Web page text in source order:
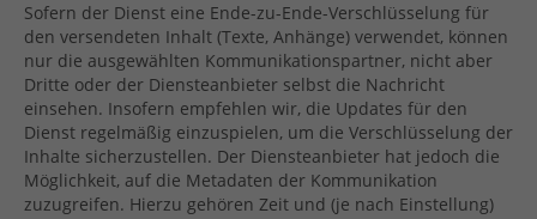
Sofern der Dienst eine Ende-zu-Ende-Verschlüsselung für
den versendeten Inhalt (Texte, Anhänge) verwendet, können
nur die ausgewählten Kommunikationspartner, nicht aber
Dritte oder der Diensteanbieter selbst die Nachricht
einsehen. Insofern empfehlen wir, die Updates für den
Dienst regelmäßig einzuspielen, um die Verschlüsselung der
Inhalte sicherzustellen. Der Diensteanbieter hat jedoch die
Möglichkeit, auf die Metadaten der Kommunikation
zuzugreifen. Hierzu gehören Zeit und (je nach Einstellung)